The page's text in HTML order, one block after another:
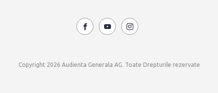
Copyright 2026 Audienta Generala AG. Toate Drepturile rezervate